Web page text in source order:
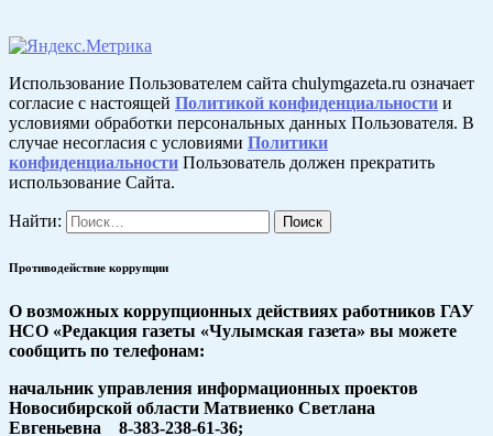
Использование Пользователем сайта chulymgazeta.ru означает
согласие с настоящей Политикой конфиденциальности и
условиями обработки персональных данных Пользователя. В
случае несогласия с условиями Политики
конфиденциальности Пользователь должен прекратить
использование Сайта.
Найти:
Противодействие коррупции
О возможных коррупционных действиях работников ГАУ
НСО «Редакция газеты «Чулымская газета» вы можете
сообщить по телефонам:
начальник управления информационных проектов
Новосибирской области Матвиенко Светлана
Евгеньевна 8-383-238-61-36;